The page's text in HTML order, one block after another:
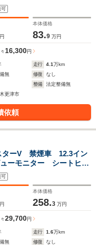
ライドドア オートラ
可
本体価格
83.9 万円
16,300円
走行 4.1万km
無 修復
なし
整備
法定整備無
更津市
依頼
ターV 禁煙車 12.3イン
ーモニター シートヒー
ッドライト ETC2.0 プ
ランスソナー
可
本体価格
258.3 万円
29,700円
走行 1.6万km
無 修復
なし